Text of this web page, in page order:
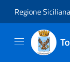
Regione Siciliana